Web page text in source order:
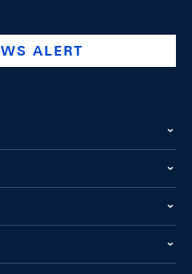
company/swiss-national-
@swissnationalbank
ALERT